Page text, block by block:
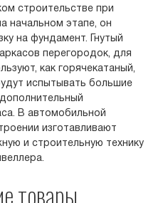
строительстве при
начальном этапе, он
на фундамент. Гнутый
перегородок, для
как горячекатаный,
испытывать большие
В автомобильной
изготавливают
и строительную технику
товары